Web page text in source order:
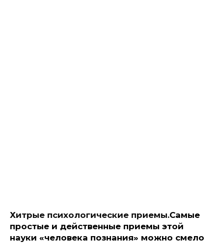
Хитрые психологические приемы.Самые
простые и действенные приемы этой
науки «человека познания» можно смело